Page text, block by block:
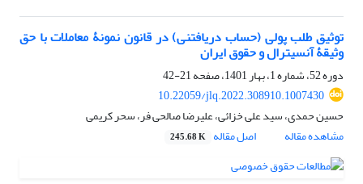
توثیق طلب پولی (حساب دریافتنی) در قانون نمونۀ معاملات با حق
‏وثیقۀ آنسیترال و حقوق ایران
دوره 52، شماره 1، بهار 1401، صفحه
21-42
10.22059/jlq.2022.308910.1007430
حسین حمدی، سید علی خزائی، علیرضا صالحی فر، سحر کریمی
مشاهده مقاله
اصل مقاله 245.68 K